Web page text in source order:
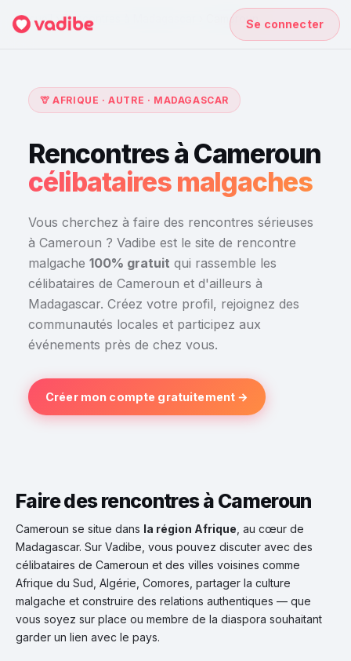
Se connecter
Accueil›Rencontres à Madagascar Cameroun
🦒 AFRIQUE · AUTRE · MADAGASCAR
Rencontres à Cameroun
célibataires malgaches
Vous cherchez à faire des rencontres sérieuses
à Cameroun ? Vadibe est le site de rencontre
malgache 100% gratuit qui rassemble les
célibataires de Cameroun et d'ailleurs à
Madagascar. Créez votre profil, rejoignez des
communautés locales et participez aux
événements près de chez vous.
Créer mon compte gratuitement →
Faire des rencontres à Cameroun
Cameroun se situe dans la région Afrique , au cœur de
Madagascar. Sur Vadibe, vous pouvez discuter avec des
célibataires de Cameroun et des villes voisines comme
Afrique du Sud, Algérie, Comores, partager la culture
malgache et construire des relations authentiques — que
vous soyez sur place ou membre de la diaspora souhaitant
garder un lien avec le pays.